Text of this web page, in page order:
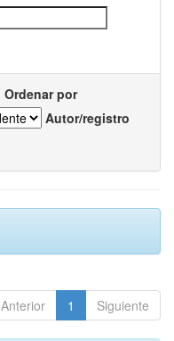
Ordenar por
Autor/registro
Anterior 1 Siguiente